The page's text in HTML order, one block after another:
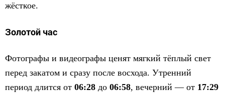
жёсткое.
Золотой час
Фотографы и видеографы ценят мягкий тёплый свет
перед закатом и сразу после восхода. Утренний
период длится от 06:28 до 06:58, вечерний — от 17:29